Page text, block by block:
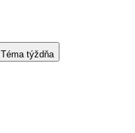
Téma týždňa